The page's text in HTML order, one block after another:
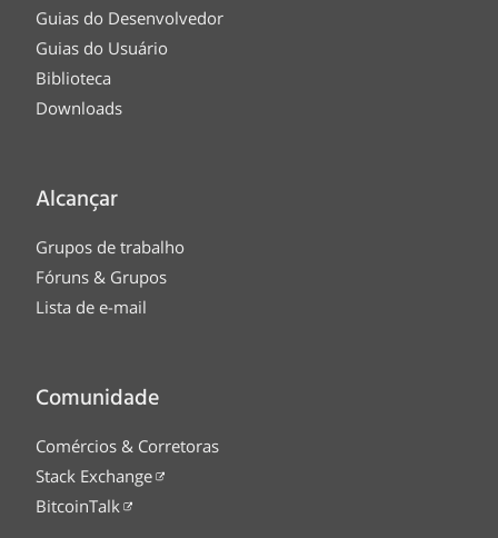
Guias do Desenvolvedor
Guias do Usuário
Biblioteca
Downloads
Alcançar
Grupos de trabalho
Fóruns & Grupos
Lista de e-mail
Comunidade
Comércios & Corretoras
Stack Exchange
BitcoinTalk